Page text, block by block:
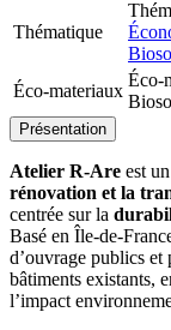
Thématique
Éco-materiaux
Éco-
Présentation
Atelier R-Are est
rénovation et la
centrée sur la
Basé en Île-de-
d’ouvrage publics et
bâtiments existants,
l’impact